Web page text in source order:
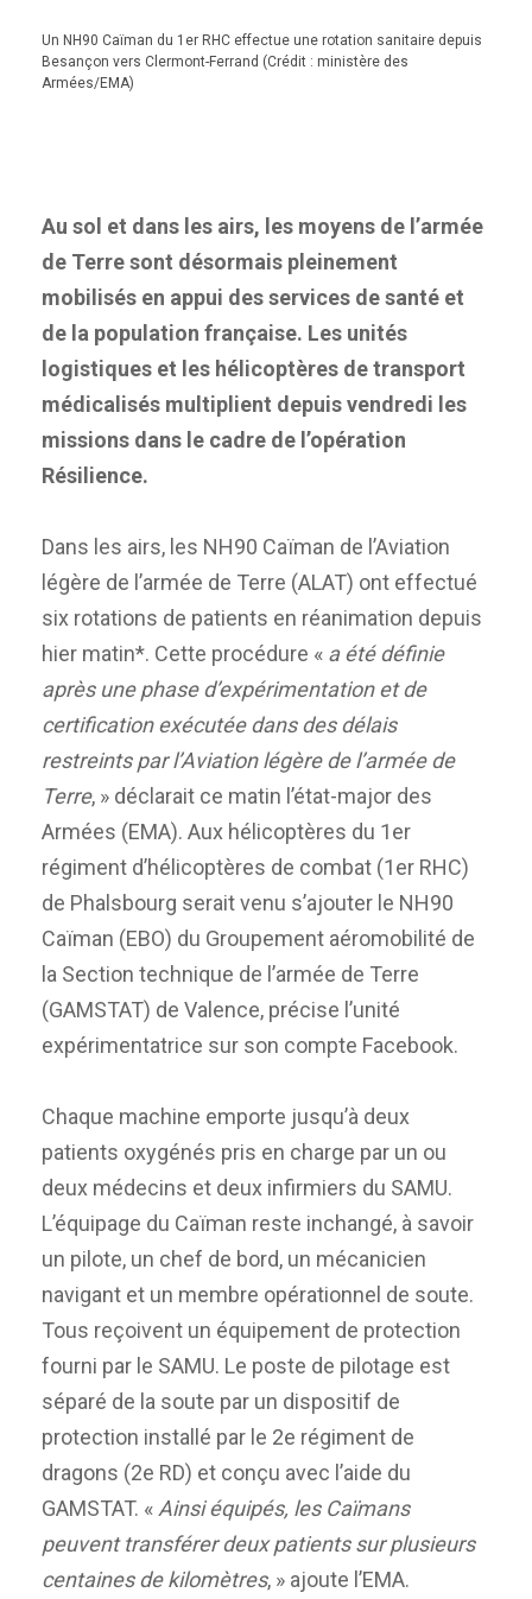
Un NH90 Caïman du 1er RHC effectue une rotation sanitaire depuis
Besançon vers Clermont-Ferrand (Crédit : ministère des
Armées/EMA)
Au sol et dans les airs, les moyens de l’armée
de Terre sont désormais pleinement
mobilisés en appui des services de santé et
de la population française. Les unités
logistiques et les hélicoptères de transport
médicalisés multiplient depuis vendredi les
missions dans le cadre de l’opération
Résilience.
Dans les airs, les NH90 Caïman de l’Aviation
légère de l’armée de Terre (ALAT) ont effectué
six rotations de patients en réanimation depuis
hier matin*. Cette procédure « a été définie
après une phase d’expérimentation et de
certification exécutée dans des délais
restreints par l’Aviation légère de l’armée de
Terre, » déclarait ce matin l’état-major des
Armées (EMA). Aux hélicoptères du 1er
régiment d’hélicoptères de combat (1er RHC)
de Phalsbourg serait venu s’ajouter le NH90
Caïman (EBO) du Groupement aéromobilité de
la Section technique de l’armée de Terre
(GAMSTAT) de Valence, précise l’unité
expérimentatrice sur son compte Facebook.
Chaque machine emporte jusqu’à deux
patients oxygénés pris en charge par un ou
deux médecins et deux infirmiers du SAMU.
L’équipage du Caïman reste inchangé, à savoir
un pilote, un chef de bord, un mécanicien
navigant et un membre opérationnel de soute.
Tous reçoivent un équipement de protection
fourni par le SAMU. Le poste de pilotage est
séparé de la soute par un dispositif de
protection installé par le 2e régiment de
dragons (2e RD) et conçu avec l’aide du
GAMSTAT. « Ainsi équipés, les Caïmans
peuvent transférer deux patients sur plusieurs
centaines de kilomètres, » ajoute l’EMA.